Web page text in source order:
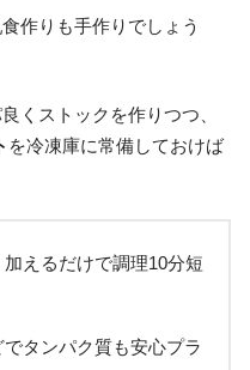
作りも手作りでしょう
くストックを作りつつ、
を冷凍庫に常備しておけば
えるだけで調理10分短
タンパク質も安心プラ